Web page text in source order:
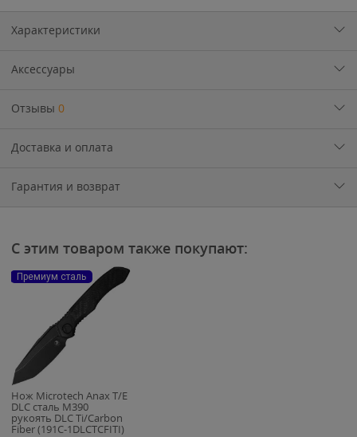
Характеристики
Аксессуары
Отзывы 0
Доставка и оплата
Гарантия и возврат
С этим товаром также покупают:
Премиум сталь
Нож Microtech Anax T/E
DLC сталь M390
рукоять DLC Ti/Carbon
Fiber (191C-1DLCTCFITI)